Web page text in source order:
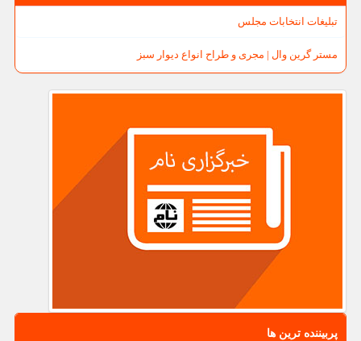
تبلیغات انتخابات مجلس
مستر گرین وال | مجری و طراح انواع دیوار سبز
پربیننده ترین ها